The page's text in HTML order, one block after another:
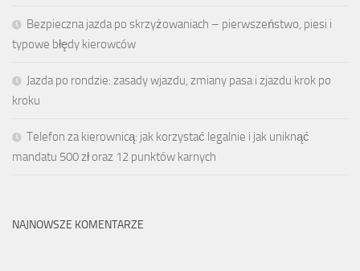
Bezpieczna jazda po skrzyżowaniach – pierwszeństwo, piesi i
typowe błędy kierowców
Jazda po rondzie: zasady wjazdu, zmiany pasa i zjazdu krok po
kroku
Telefon za kierownicą: jak korzystać legalnie i jak uniknąć
mandatu 500 zł oraz 12 punktów karnych
NAJNOWSZE KOMENTARZE